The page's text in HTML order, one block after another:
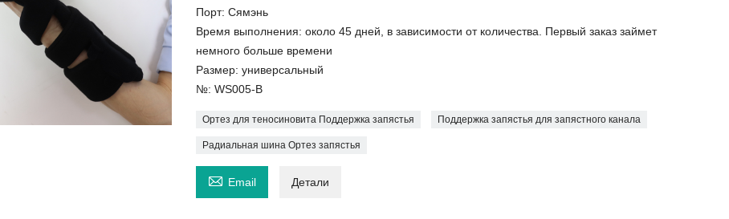
Порт: Сямэнь
Время выполнения: около 45 дней, в зависимости от количества. Первый заказ займет
немного больше времени
Размер: универсальный
№: WS005-B
Ортез для теносиновита Поддержка запястья Поддержка запястья для запястного канала
Радиальная шина Ортез запястья
 Email Детали